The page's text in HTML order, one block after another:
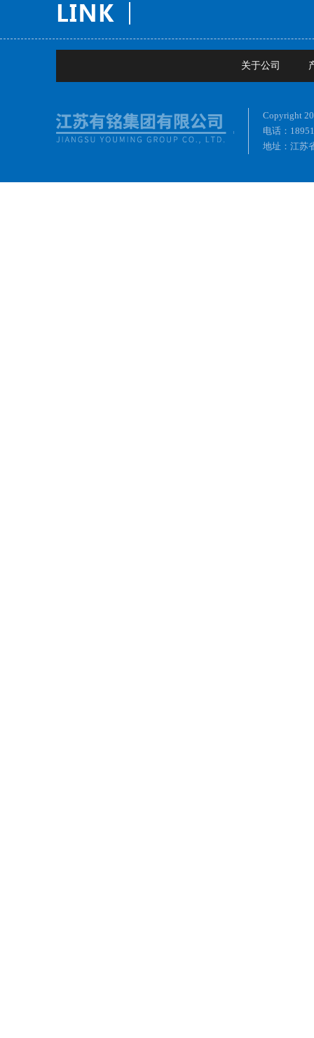
关于公司
Copyright
电话：
地址：江苏